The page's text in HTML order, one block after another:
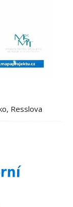
Resslova